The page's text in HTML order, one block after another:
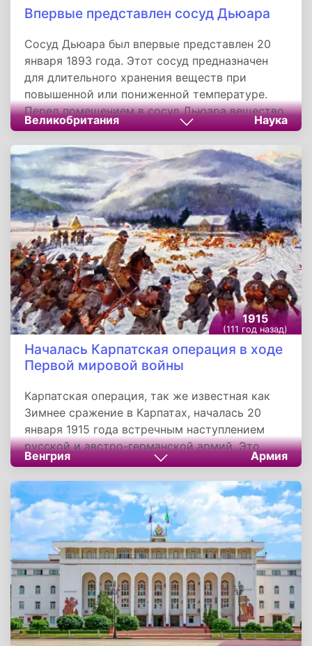
Впервые представлен сосуд Дьюара
Сосуд Дьюара был впервые представлен 20
января 1893 года. Этот сосуд предназначен
для длительного хранения веществ при
повышенной или пониженной температуре.
Перед помещением в сосуд Дьюара вещество
необходимо нагреть или охладить.
Постоянная температура поддерживается
пассивными методами, за счет хорошей
теплоизоляции и/или процессов в хранимом
веществе. В этом основное отличие сосуда
Дьюара от термостатов и криостатов.
Великобритания Наука
1915
(111 год назад)
Началась Карпатская операция в ходе
Первой мировой войны
Карпатская операция, так же известная как
Зимнее сражение в Карпатах, началась 20
января 1915 года встречным наступлением
русской и австро-германской армий. Это
было одно из крупнейших сражений Первой
мировой войны на восточном фронте.
Венгрия Армия